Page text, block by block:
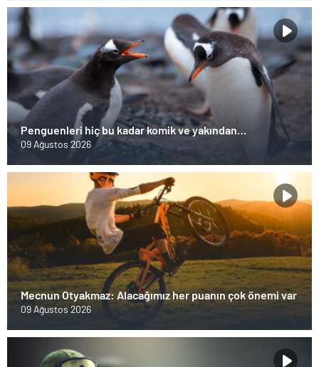
Penguenleri hiç bu kadar komik ve yakından
görmemiştiniz
09 Ağustos 2026
Mecnun Otyakmaz: Alacağımız her puanın çok önemi var
09 Ağustos 2026